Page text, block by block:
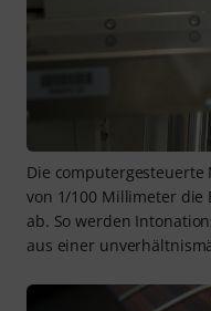
Die
von 1/100 Millimeter die
ab. So werden
aus einer